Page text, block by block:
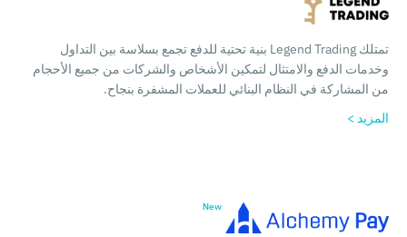
تمتلك Legend Trading بنية تحتية للدفع تجمع بسلاسة بين التداول
وخدمات الدفع والامتثال لتمكين الأشخاص والشركات من جميع الأحجام
من المشاركة في النظام البنائي للعملات المشفرة بنجاح.
المزيد >